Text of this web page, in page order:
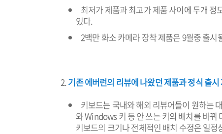
최저가 제품과 최고가 제품 사이에 두개
있다.
2백만 화소 카메라 장착 제품은 9월중 출
기존 에버런의 리뷰에 나왔던 제품과 정식 출시
키보드는 국내와 해외 리뷰어들이 원하는
와 Windows 키 등 안 쓰는 키의 배치를 바
키보드의 크기나 전체적인 배치 수정은 일정